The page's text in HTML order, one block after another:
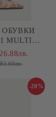
MULTI
-20%